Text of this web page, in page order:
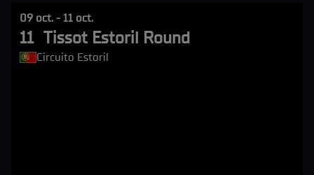
09 oct. - 11 oct.
11 Tissot Estoril Round
Circuito Estoril